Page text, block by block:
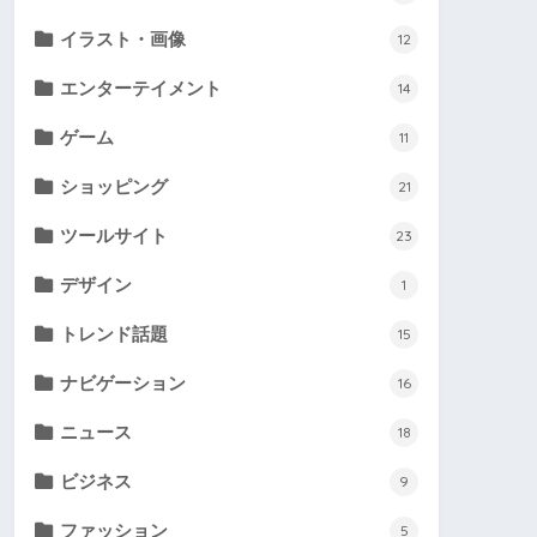
イラスト・画像 12
エンターテイメント 14
ゲーム 11
ショッピング 21
ツールサイト 23
デザイン 1
トレンド話題 15
ナビゲーション 16
ニュース 18
ビジネス 9
ファッション 5